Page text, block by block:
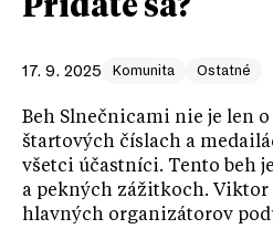
17. 9. 2025 Komunita Ostatné
Beh Slnečnicami nie je len
štartových číslach a
všetci účastníci. Tento beh
a pekných zážitkoch. Viktor
hlavných organizátorov